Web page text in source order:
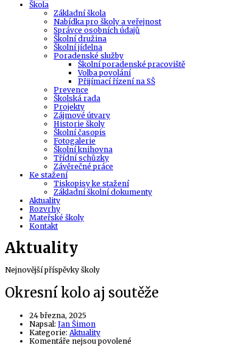
Škola
Základní škola
Nabídka pro školy a veřejnost
Správce osobních údajů
Školní družina
Školní jídelna
Poradenské služby
Školní poradenské pracoviště
Volba povolání
Přijímací řízení na SŠ
Prevence
Školská rada
Projekty
Zájmové útvary
Historie školy
Školní časopis
Fotogalerie
Školní knihovna
Třídní schůzky
Závěrečné práce
Ke stažení
Tiskopisy ke stažení
Základní školní dokumenty
Aktuality
Rozvrhy
Mateřské školy
Kontakt
Aktuality
Nejnovější příspěvky školy
Okresní kolo aj soutěže
24 března, 2025
Napsal: Author
Jan Šimon
Kategorie: Aktuality
Komentáře nejsou povolené